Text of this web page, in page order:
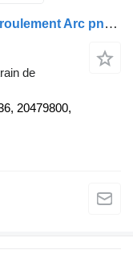
Autre pièce détachée pour train de roulement Arc pneumatic, axa față dreapta 20554760 pour camion Volvo FM9
de
20479800,